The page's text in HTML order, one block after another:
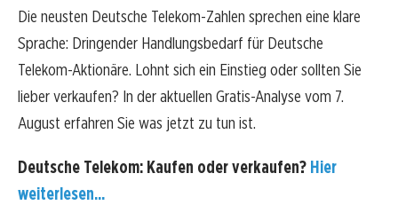
Die neusten Deutsche Telekom-Zahlen sprechen eine klare
Sprache: Dringender Handlungsbedarf für Deutsche
Telekom-Aktionäre. Lohnt sich ein Einstieg oder sollten Sie
lieber verkaufen? In der aktuellen Gratis-Analyse vom 7.
August erfahren Sie was jetzt zu tun ist.
Deutsche Telekom: Kaufen oder verkaufen? Hier
weiterlesen...